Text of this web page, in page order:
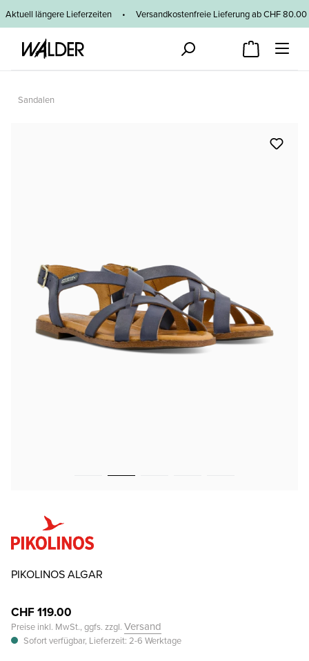
Zum Hauptinhalt springen
Aktuell längere Lieferzeiten • Versandkostenfreie Lieferung ab CHF
Sandalen
PIKOLINOS ALGAR
CHF 119.00
Preise inkl. MwSt., ggfs. zzgl. Versand
Sofort verfügbar, Lieferzeit: 2-6 Werktage